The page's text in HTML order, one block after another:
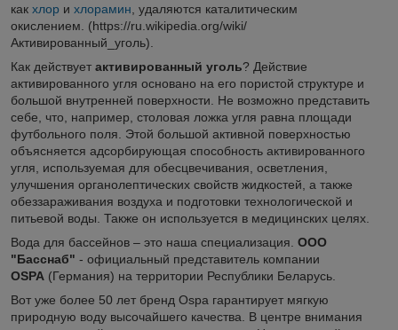
как хлор и хлорамин , удаляются каталитическим
окислением. (https://ru.wikipedia.org/wiki/
Активированный_уголь).
Как действует активированный уголь? Действие
активированного угля основано на его пористой структуре и
большой внутренней поверхности. Не возможно представить
себе, что, например, столовая ложка угля равна площади
футбольного поля. Этой большой активной поверхностью
объясняется адсорбирующая способность активированного
угля, используемая для обесцвечивания, осветления,
улучшения органолептических свойств жидкостей, а также
обеззараживания воздуха и подготовки технологической и
питьевой воды. Также он используется в медицинских целях.
Вода для бассейнов – это наша специализация. ООО
"Басснаб" - официальный представитель компании
OSPA (Германия) на территории Республики Беларусь.
Вот уже более 50 лет бренд Ospa гарантирует мягкую
природную воду высочайшего качества. В центре внимания